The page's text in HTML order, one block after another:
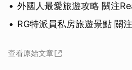
外國人最愛旅遊攻略 關注
RG特派員私房旅遊景點 關
查看原始文章